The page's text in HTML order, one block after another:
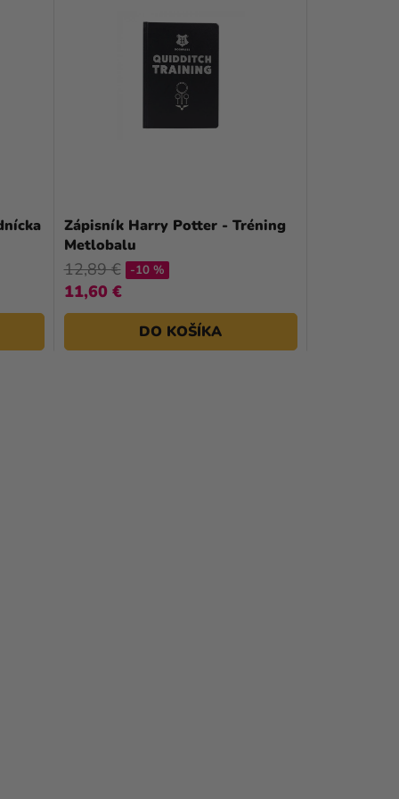
Zápisník Harry Potter - Tréning
Metlobalu
12,89 €
11,60 €
-10 %
DO KOŠÍKA